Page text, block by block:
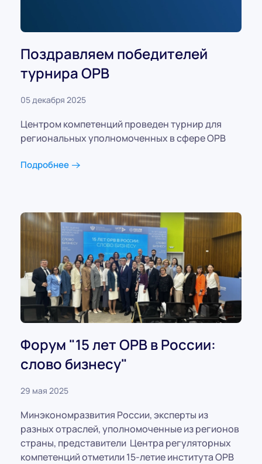
Поздравляем победителей
турнира ОРВ
05 декабря 2025
Центром компетенций проведен турнир для
региональных уполномоченных в сфере ОРВ
Подробнее
Форум "15 лет ОРВ в России:
слово бизнесу"
29 мая 2025
Минэкономразвития России, эксперты из
разных отраслей, уполномоченные из регионов
страны, представители Центра регуляторных
компетенций отметили 15-летие института ОРВ